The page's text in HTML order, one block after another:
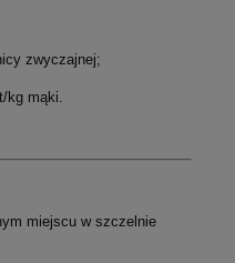
zwyczajnej;
kg mąki.
miejscu w szczelnie